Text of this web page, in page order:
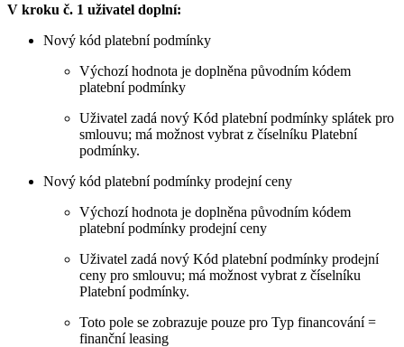
V kroku č. 1 uživatel doplní:
Nový kód platební podmínky
Výchozí hodnota je doplněna původním kódem
platební podmínky
Uživatel zadá nový Kód platební podmínky splátek pro
smlouvu; má možnost vybrat z číselníku Platební
podmínky.
Nový kód platební podmínky prodejní ceny
Výchozí hodnota je doplněna původním kódem
platební podmínky prodejní ceny
Uživatel zadá nový Kód platební podmínky prodejní
ceny pro smlouvu; má možnost vybrat z číselníku
Platební podmínky.
Toto pole se zobrazuje pouze pro Typ financování =
finanční leasing